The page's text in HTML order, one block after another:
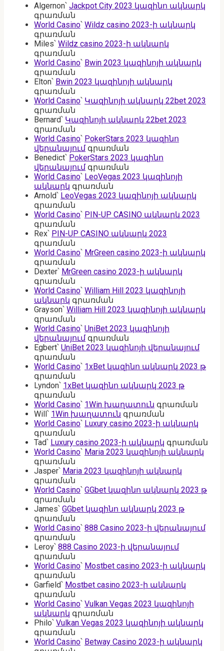
Algernon՝ Jackpot City 2023 կազինո ակնարկ
գրառման
World Casino՝ Wildz casino 2023-ի ակնարկ
գրառման
Miles՝ Wildz casino 2023-ի ակնարկ
գրառման
World Casino՝ Bwin 2023 կազինոյի ակնարկ
գրառման
Elton՝ Bwin 2023 կազինոյի ակնարկ
գրառման
World Casino՝ Կազինոյի ակնարկ 22bet 2023
գրառման
Bernard՝ Կազինոյի ակնարկ 22bet 2023
գրառման
World Casino՝ PokerStars 2023 կազինո
վերանայումգրառման
Benedict՝ PokerStars 2023 կազինո
վերանայումգրառման
World Casino՝ LeoVegas 2023 կազինոյի
ակնարկ գրառման
Arnold՝ LeoVegas 2023 կազինոյի ակնարկ
գրառման
World Casino՝ PIN-UP CASINO ակնարկ 2023
գրառման
Rex՝ PIN-UP CASINO ակնարկ 2023
գրառման
World Casino՝ MrGreen casino 2023-ի ակնարկ
գրառման
Dexter՝ MrGreen casino 2023-ի ակնարկ
գրառման
World Casino՝ William Hill 2023 կազինոյի
ակնարկ գրառման
Grayson՝ William Hill 2023 կազինոյի ակնարկ
գրառման
World Casino՝ UniBet 2023 կազինոյի
վերանայումգրառման
Egbert՝ UniBet 2023 կազինոյի վերանայում
գրառման
World Casino՝ 1xBet կազինո ակնարկ 2023 թ
գրառման
Lyndon՝ 1xBet կազինո ակնարկ 2023 թ
գրառման
World Casino՝ 1Win խաղատուն գրառման
Will՝ 1Win խաղատուն գրառման
World Casino՝ Luxury casino 2023-ի ակնարկ
գրառման
Tad՝ Luxury casino 2023-ի ակնարկ գրառման
World Casino՝ Maria 2023 կազինոյի ակնարկ
գրառման
Jasper՝ Maria 2023 կազինոյի ակնարկ
գրառման
World Casino՝ GGbet կազինո ակնարկ 2023 թ
գրառման
James՝ GGbet կազինո ակնարկ 2023 թ
գրառման
World Casino՝ 888 Casino 2023-ի վերանայում
գրառման
Leroy՝ 888 Casino 2023-ի վերանայում
գրառման
World Casino՝ Mostbet casino 2023-ի ակնարկ
գրառման
Garfield՝ Mostbet casino 2023-ի ակնարկ
գրառման
World Casino՝ Vulkan Vegas 2023 կազինոյի
ակնարկ գրառման
Philo՝ Vulkan Vegas 2023 կազինոյի ակնարկ
գրառման
World Casino՝ Betway Casino 2023-ի ակնարկ